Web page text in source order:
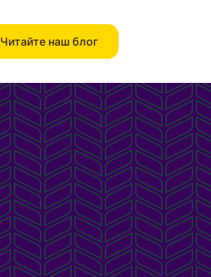
Читайте наш блог